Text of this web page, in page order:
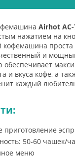
Airhot AC-
нажатием на
кофемашина проста
и
обеспечивает
и вкуса кофе, а
каждый
приготовление
50-60 чашек/
меню